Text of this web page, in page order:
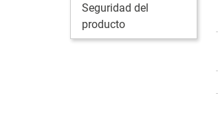
Seguridad del
producto